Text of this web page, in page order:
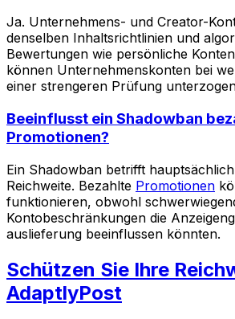
Ja. Unternehmens- und Creator-
denselben Inhaltsrichtlinien und
Bewertungen wie persönliche
können Unternehmenskonten bei
einer strengeren Prüfung
Beeinflusst ein Shadowban
Promotionen?
Ein Shadowban betrifft
Reichweite. Bezahlte Promotionen
funktionieren, obwohl
Kontobeschränkungen die
auslieferung beeinflussen könnten.
Schützen Sie Ihre
AdaptlyPost